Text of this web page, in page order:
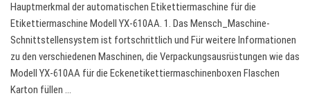
Hauptmerkmal der automatischen Etikettiermaschine für die
Etikettiermaschine Modell YX-610AA. 1. Das Mensch_Maschine-
Schnittstellensystem ist fortschrittlich und Für weitere Informationen
zu den verschiedenen Maschinen, die Verpackungsausrüstungen wie das
Modell YX-610AA für die Eckenetikettiermaschinenboxen Flaschen
Karton füllen ...